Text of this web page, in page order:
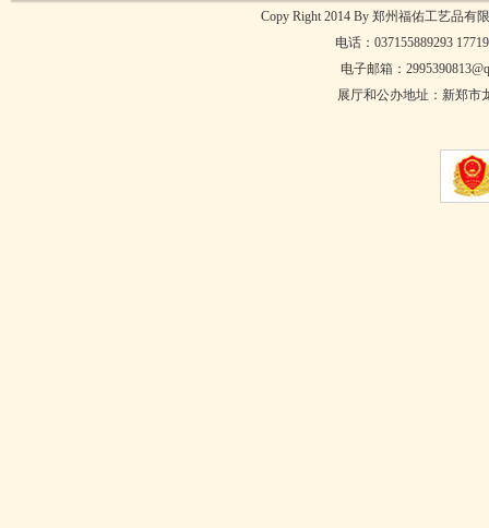
Copy Right 2014 By 郑州福佑工艺品有
电话：037155889293
电子邮箱：
展厅和公办地址：新郑